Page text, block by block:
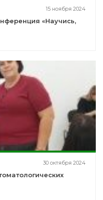
15 ноября 2024
«Научись,
30 октября 2024